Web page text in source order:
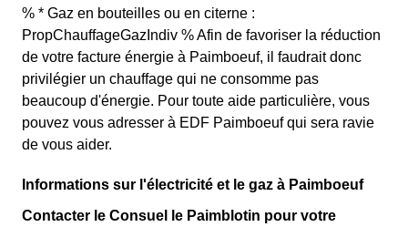
% * Gaz en bouteilles ou en citerne :
PropChauffageGazIndiv % Afin de favoriser la réduction
de votre facture énergie à Paimboeuf, il faudrait donc
privilégier un chauffage qui ne consomme pas
beaucoup d'énergie. Pour toute aide particulière, vous
pouvez vous adresser à EDF Paimboeuf qui sera ravie
de vous aider.
Informations sur l'électricité et le gaz à Paimboeuf
Contacter le Consuel le Paimblotin pour votre